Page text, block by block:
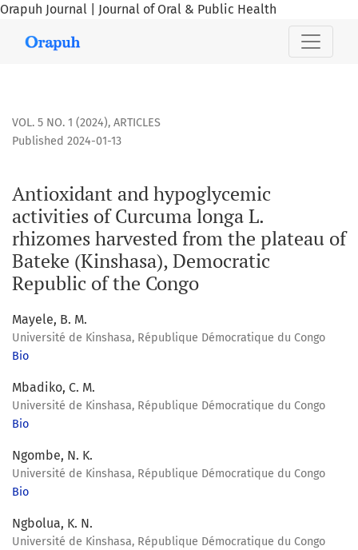
Orapuh Journal | Journal of Oral & Public Health
Antioxidant and hypoglycemic activities of Curcuma
VOL. 5 NO. 1 (2024), ARTICLES
Antioxidant and hypoglycemic
activities of Curcuma longa L.
rhizomes harvested from the plateau of
Bateke (Kinshasa), Democratic
Republic of the Congo
Published 2024-01-13
Mayele, B. M.
Université de Kinshasa, République Démocratique du Congo
Bio
Mbadiko, C. M.
Université de Kinshasa, République Démocratique du Congo
Bio
Ngombe, N. K.
Université de Kinshasa, République Démocratique du Congo
Bio
Ngbolua, K. N.
Université de Kinshasa, République Démocratique du Congo